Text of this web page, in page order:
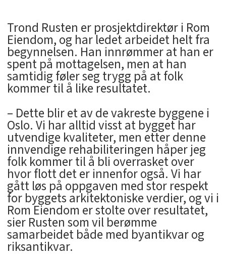
Trond Rusten er prosjektdirektør i Rom
Eiendom, og har ledet arbeidet helt fra
begynnelsen. Han innrømmer at han er
spent på mottagelsen, men at han
samtidig føler seg trygg på at folk
kommer til å like resultatet.
– Dette blir et av de vakreste byggene i
Oslo. Vi har alltid visst at bygget har
utvendige kvaliteter, men etter denne
innvendige rehabiliteringen håper jeg
folk kommer til å bli overrasket over
hvor flott det er innenfor også. Vi har
gått løs på oppgaven med stor respekt
for byggets arkitektoniske verdier, og vi i
Rom Eiendom er stolte over resultatet,
sier Rusten som vil berømme
samarbeidet både med byantikvar og
riksantikvar.